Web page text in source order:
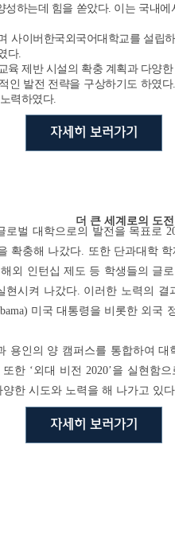
하는데 힘을 쏟았다. 이는 국내
이버한국외국어대학교를 설립
다.
제반 시설의 확충 계획과 다양
인 발전 전략을 구상하기도 하였
력하였다.
자세히 보러가기
더 큰 세계로의 도전
벌 대학으로의 발전을 목표로
확충해 나갔다. 또한 단과대학
외 인턴십 제도 등 학생들의 글
시켜 나갔다. 이러한 노력의
미국 대통령을 비롯한 외
용인의 양 캠퍼스를 통합하여
한 ‘외대 비전 2020’을 실현함
한 시도와 노력을 해 나가고 있
자세히 보러가기